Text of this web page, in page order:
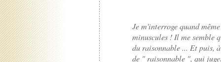
Je m'interroge quand
minuscules ! Il me semble
du raisonnable ... Et puis,
de " raisonnable ", qui